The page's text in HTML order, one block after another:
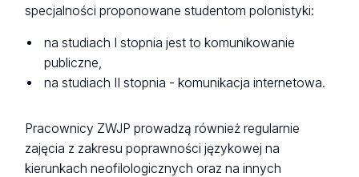
specjalności proponowane studentom polonistyki:
na studiach I stopnia jest to komunikowanie
publiczne,
na studiach II stopnia - komunikacja internetowa.
Pracownicy ZWJP prowadzą również regularnie
zajęcia z zakresu poprawności językowej na
kierunkach neofilologicznych oraz na innych